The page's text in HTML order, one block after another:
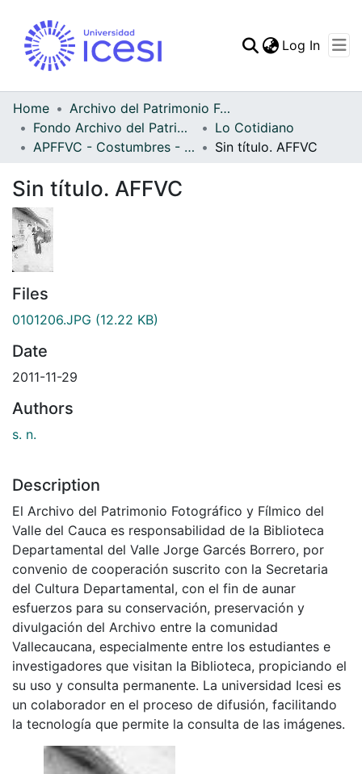
Statistics
Log In
Home
Archivo del Patrimonio Fotográfico y Fílmico del Valle del Cauca
Fondo Archivo del Patrimonio Fotográfico y Fílmico del Valle del Cauca
Lo Cotidiano
APFFVC - Costumbres - Patrimonial
Sin título. AFFVC
Sin título. AFFVC
Files
0101206.JPG (12.22 KB)
Date
2011-11-29
Authors
s. n.
Description
El Archivo del Patrimonio Fotográfico y Fílmico del
Valle del Cauca es responsabilidad de la Biblioteca
Departamental del Valle Jorge Garcés Borrero, por
convenio de cooperación suscrito con la Secretaria
del Cultura Departamental, con el fin de aunar
esfuerzos para su conservación, preservación y
divulgación del Archivo entre la comunidad
Vallecaucana, especialmente entre los estudiantes e
investigadores que visitan la Biblioteca, propiciando el
su uso y consulta permanente. La universidad Icesi es
un colaborador en el proceso de difusión, facilitando
la tecnología que permite la consulta de las imágenes.